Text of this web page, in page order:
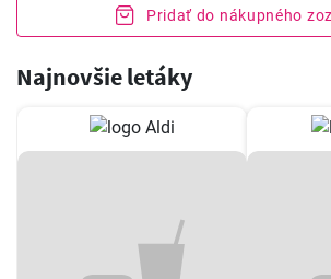
Pridať do nákupného
Najnovšie letáky